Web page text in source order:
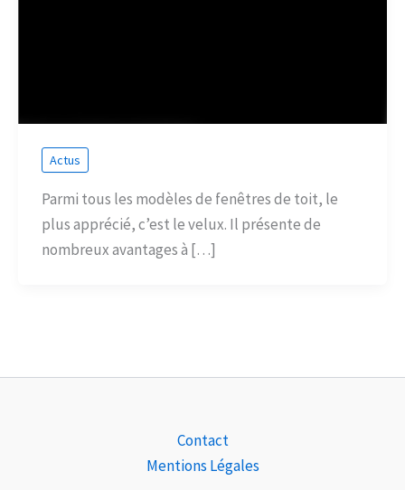
Actus
Parmi tous les modèles de fenêtres de toit, le
plus apprécié, c’est le velux. Il présente de
nombreux avantages à […]
Contact
Mentions Légales